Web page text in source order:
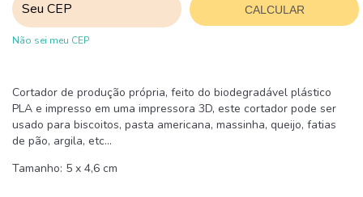
CALCULAR
Não sei meu CEP
Cortador de produção própria, feito do biodegradável plástico
PLA e impresso em uma impressora 3D, este cortador pode ser
usado para biscoitos, pasta americana, massinha, queijo, fatias
de pão, argila, etc...
Tamanho: 5 x 4,6 cm